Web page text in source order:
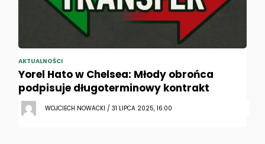
AKTUALNOŚCI
Yorel Hato w Chelsea: Młody obrońca
podpisuje długoterminowy kontrakt
WOJCIECH NOWACKI / 31 LIPCA 2025, 16:00